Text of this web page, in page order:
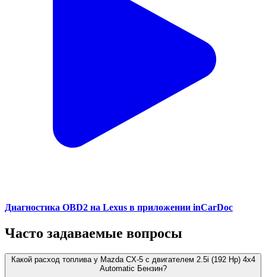
Диагностика OBD2 на Lexus в приложении inCarDoc
Часто задаваемые вопросы
Какой расход топлива у Mazda CX-5 с двигателем 2.5i (192 Hp) 4x4
Automatic Бензин?